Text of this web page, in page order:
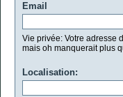
Email
Vie privée: Votre adresse
mais oh manquerait plus
Localisation: